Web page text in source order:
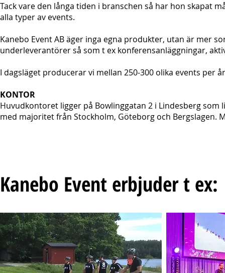
Tack vare den långa tiden i branschen så har hon skapat
alla typer av events.
Kanebo Event AB äger inga egna produkter, utan är mer
underleverantörer så som t ex konferensanläggningar,
I dagsläget producerar vi mellan 250-300 olika events per
KONTOR
Huvudkontoret ligger på Bowlinggatan 2 i Lindesberg
med majoritet från Stockholm, Göteborg och Bergslagen.
Kanebo Event erbjuder t ex: